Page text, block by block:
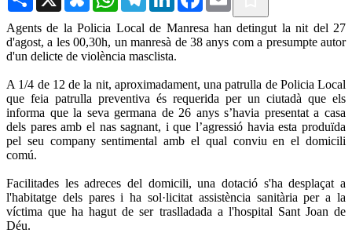
Agents de la Policia Local de Manresa han detingut la nit del 27
d'agost, a les 00,30h, un manresà de 38 anys com a presumpte autor
d'un delicte de violència masclista.
A 1/4 de 12 de la nit, aproximadament, una patrulla de Policia Local
que feia patrulla preventiva és requerida per un ciutadà que els
informa que la seva germana de 26 anys s’havia presentat a casa
dels pares amb el nas sagnant, i que l’agressió havia esta produïda
pel seu company sentimental amb el qual conviu en el domicili
comú.
Facilitades les adreces del domicili, una dotació s'ha desplaçat a
l'habitatge dels pares i ha sol·licitat assistència sanitària per a la
víctima que ha hagut de ser traslladada a l'hospital Sant Joan de
Déu.